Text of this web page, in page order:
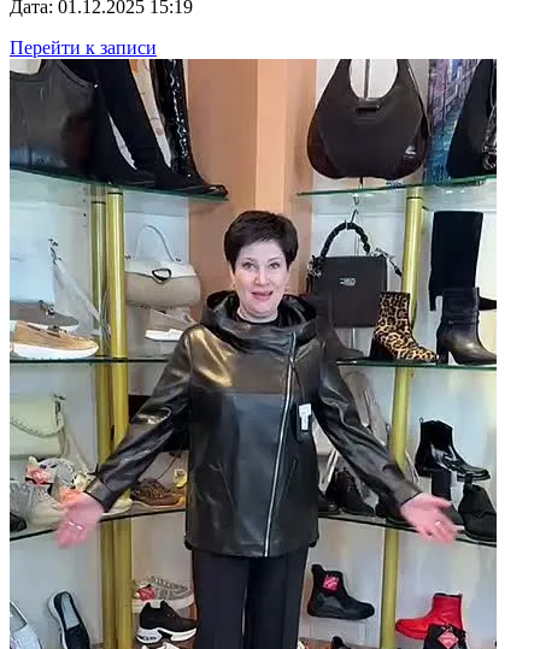
Дата: 01.12.2025 15:19
Перейти к записи